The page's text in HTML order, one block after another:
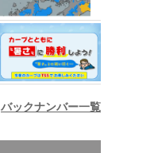
バックナンバー一覧